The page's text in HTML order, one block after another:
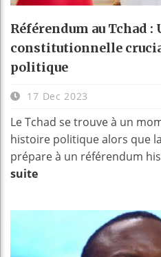
Référendum au Tchad
constitutionnelle
politique
17 Dec 2023
Le Tchad se trouve à un
histoire politique alors que
prépare à un référendum
suite